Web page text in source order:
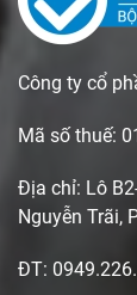
Công ty cổ
Mã số thuế:
Địa chỉ: Lô
Nguyễn Trãi,
ĐT: